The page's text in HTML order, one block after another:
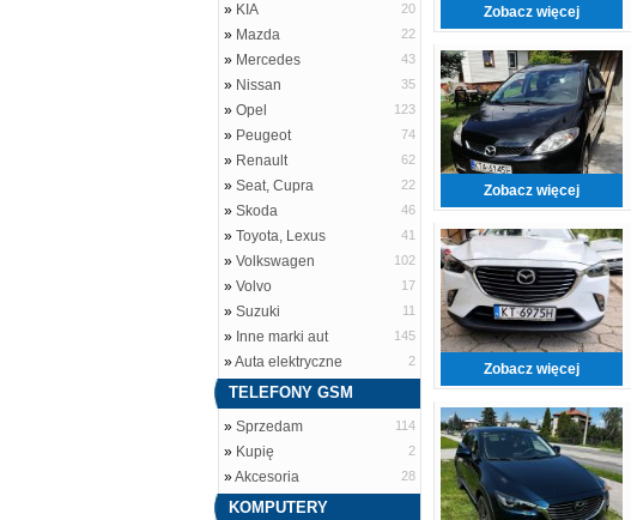
» KIA 20
» Mazda 22
» Mercedes 43
» Nissan 35
» Opel 123
» Peugeot 74
» Renault 62
» Seat, Cupra 22
» Skoda 46
» Toyota, Lexus 41
» Volkswagen 102
» Volvo 17
» Suzuki 11
» Inne marki aut 145
»Auta elektryczne 2
TELEFONY GSM
» Sprzedam 114
» Kupię 2
»Akcesoria 28
KOMPUTERY
Zobacz więcej
Zobacz więcej
Zobacz więcej